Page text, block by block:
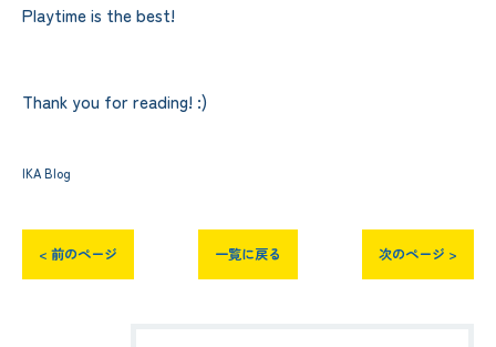
Playtime is the best!
Thank you for reading! :)
IKA Blog
< 前のページ 一覧に戻る 次のページ >